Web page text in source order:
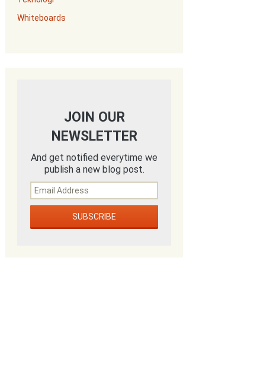
Whiteboards
JOIN OUR
NEWSLETTER
And get notified everytime we
publish a new blog post.